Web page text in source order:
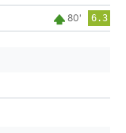
80' 6.3